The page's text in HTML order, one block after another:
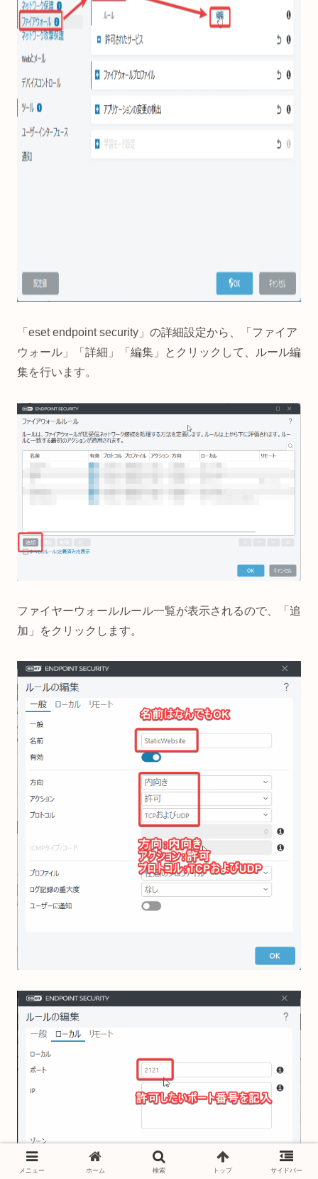
「eset endpoint security」の詳細設定から、「ファイア
ウォール」「詳細」「編集」とクリックして、ルール編
集を行います。
ファイヤーウォールルール一覧が表示されるので、「追
加」をクリックします。
メニュー ホーム 検索 トップ サイドバー